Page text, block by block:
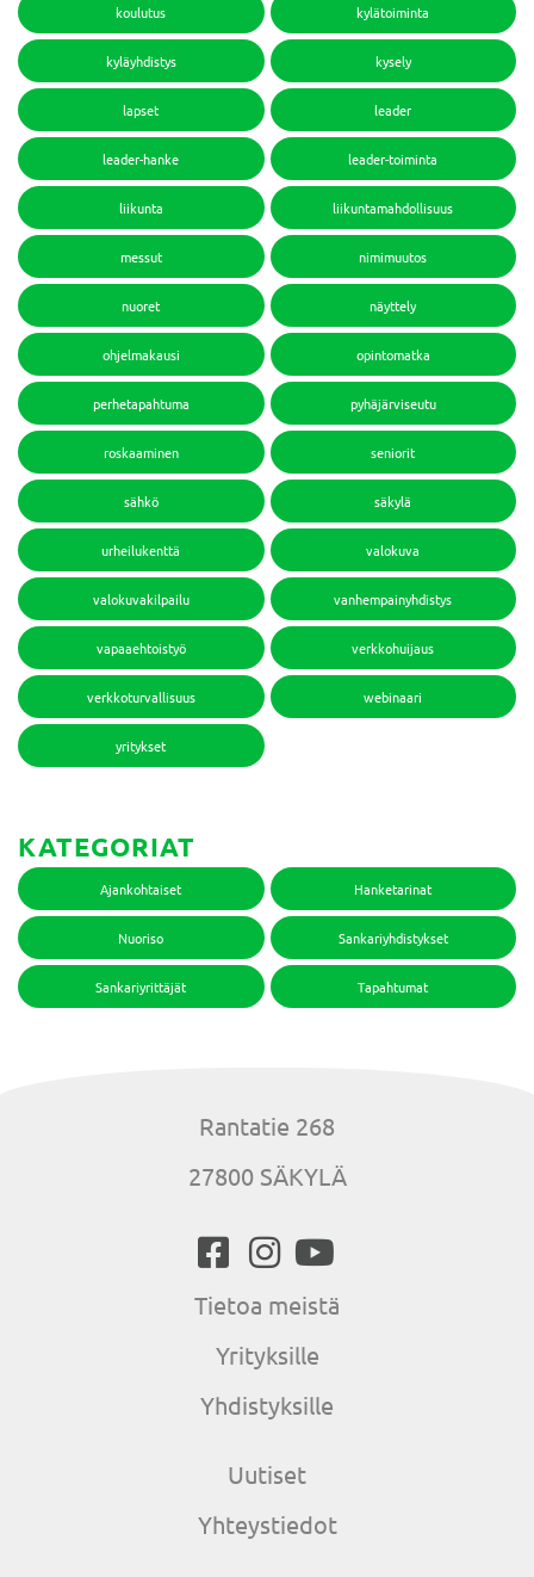
koulutus kylätoiminta
kyläyhdistys kysely
lapset leader
leader-hanke leader-toiminta
liikunta liikuntamahdollisuus
messut nimimuutos
nuoret näyttely
ohjelmakausi opintomatka
perhetapahtuma pyhäjärviseutu
roskaaminen seniorit
sähkö säkylä
urheilukenttä valokuva
valokuvakilpailu vanhempainyhdistys
vapaaehtoistyö verkkohuijaus
verkkoturvallisuus webinaari
yritykset
KATEGORIAT
Ajankohtaiset Hanketarinat
Nuoriso Sankariyhdistykset
Sankariyrittäjät Tapahtumat
Rantatie 268
27800 SÄKYLÄ
Tietoa meistä
Yrityksille
Yhdistyksille
Uutiset
Yhteystiedot